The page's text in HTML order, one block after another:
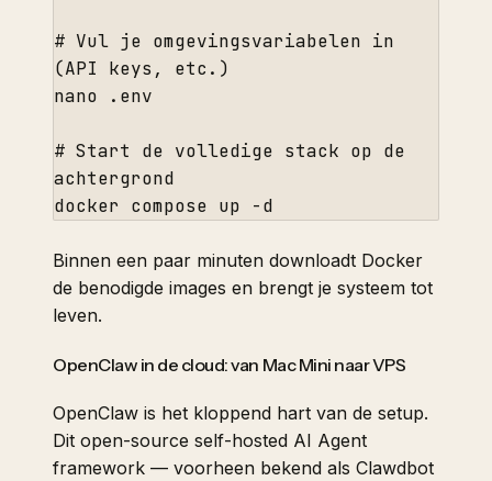
# Vul je omgevingsvariabelen in
(API keys, etc.)
nano .env
# Start de volledige stack op de
achtergrond
docker compose up -d
Binnen een paar minuten downloadt Docker
de benodigde images en brengt je systeem tot
leven.
OpenClaw in de cloud: van Mac Mini naar VPS
OpenClaw is het kloppend hart van de setup.
Dit open-source self-hosted AI Agent
framework — voorheen bekend als Clawdbot